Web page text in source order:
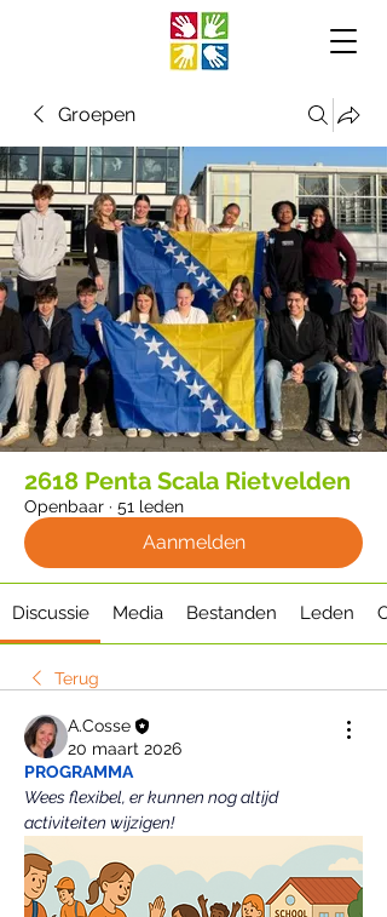
Groepen
2618 Penta Scala Rietvelden
Openbaar · 51 leden
Aanmelden
Discussie Media Bestanden Leden
Terug
A.Cosse
20 maart 2026
PROGRAMMA
Wees flexibel, er kunnen nog altijd
activiteiten wijzigen!